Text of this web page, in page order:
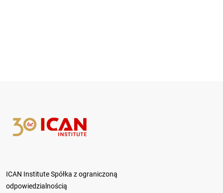
ICAN Institute Spółka z ograniczoną
odpowiedzialnością